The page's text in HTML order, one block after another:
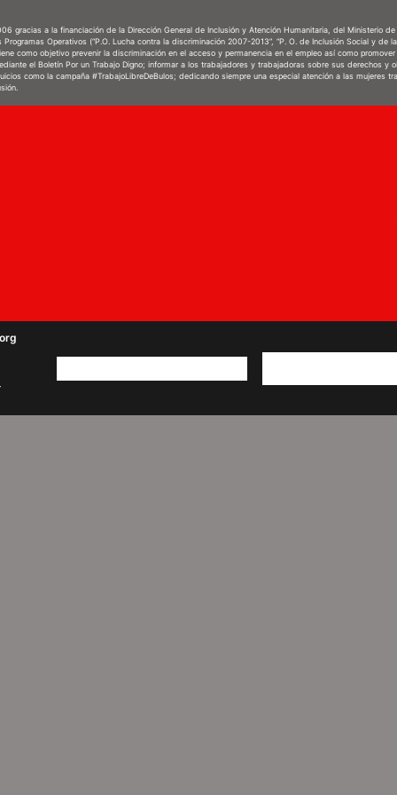
gracias a la financiación de la Dirección General de Inclusión y Atención Humanitaria, del Ministerio
Operativos (“P.O. Lucha contra la discriminación 2007-2013”, “P. O. de Inclusión Social y de
como objetivo prevenir la discriminación en el acceso y permanencia en el empleo así como
el Boletín Por un Trabajo Digno; informar a los trabajadores y trabajadoras sobre sus derechos
como la campaña #TrabajoLibreDeBulos; dedicando siempre una especial atención a las mujeres